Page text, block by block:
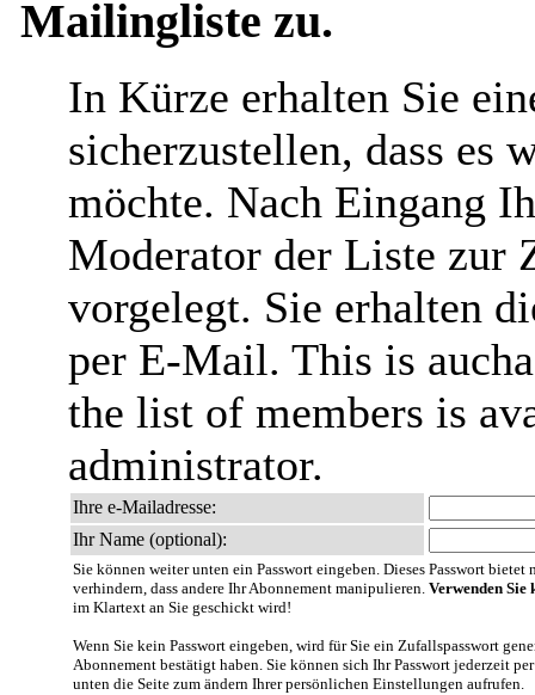
Mailingliste zu.
In Kürze erhalten Sie
sicherzustellen, dass es
möchte. Nach Eingang
Moderator der Liste zur
vorgelegt. Sie erhalten
per E-Mail. This is
the list of members is
administrator.
Ihre e-Mailadresse:
Ihr Name (optional):
Sie können weiter unten ein Passwort eingeben. Dieses Passwort
verhindern, dass andere Ihr Abonnement manipulieren. Verwenden Sie
im Klartext an Sie geschickt wird!
Wenn Sie kein Passwort eingeben, wird für Sie ein Zufallspasswort
Abonnement bestätigt haben. Sie können sich Ihr Passwort jederzeit
unten die Seite zum ändern Ihrer persönlichen Einstellungen aufrufen.